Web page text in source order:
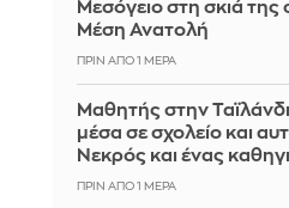
Μεσόγειο στη σκιά
Μέση Ανατολή
ΠΡΙΝ ΑΠΌ 1 ΜΈΡΑ
Μαθητής στην
μέσα σε σχολείο και
Νεκρός και ένας
ΠΡΙΝ ΑΠΌ 1 ΜΈΡΑ